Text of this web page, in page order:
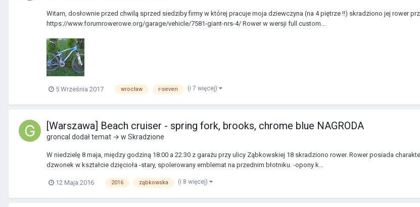
Witam, dosłownie przed chwilą sprzed siedziby firmy w której pracuje moja dziewczyna (na 4 piętrze !!) skradziono jej rower
https://www.forumrowerowe.org/garage/vehicle/7581-giant-nrs-4/ Rower w wersji full custom...
5 Września 2017 wrocław r-seven (i 7 więcej)
[Warszawa] Beach cruiser - spring fork, brooks, chrome blue NAGRODA
groncal dodał temat → w Skradzione
W niedzielę 8 maja, między godziną 18:00 a 22:30 z garażu przy ulicy Ząbkowskiej 18 skradziono rower. Rower posiada
dzwonek w kształcie dzięcioła -stary, spolerowany emblemat na przednim błotniku. -opony k...
12 Maja 2016 2016 ząbkowska (i 8 więcej)